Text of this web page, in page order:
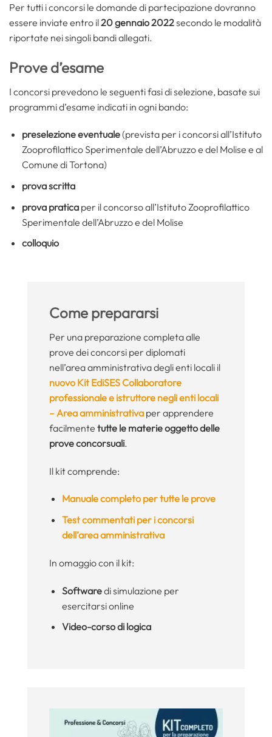
Per tutti i concorsi le domande di partecipazione dovranno
essere inviate entro il20 gennaio 2022secondo le modalità
riportate nei singoli bandi allegati.
Prove d’esame
I concorsi prevedono le seguenti fasi di selezione, basate sui
programmi d’esame indicati in ogni bando:
preselezione eventuale(prevista per i concorsi all’Istituto
Zooprofilattico Sperimentale dell’Abruzzo e del Molise e al
Comune di Tortona)
prova scritta
prova praticaper il concorso all’Istituto Zooprofilattico
Sperimentale dell’Abruzzo e del Molise
colloquio
Come prepararsi
Per una preparazione completa alle
prove dei concorsi per diplomati
nell’area amministrativa degli enti locali il
nuovo Kit EdiSES Collaboratore
professionale e istruttore negli enti locali
– Area amministrativaper apprendere
facilmente tutte le materie oggetto delle
prove concorsuali.
Il kit comprende:
Manuale completo per tutte le prove
Test commentati per i concorsi
dell’area amministrativa
In omaggio con il kit:
Softwaredi simulazione per
esercitarsi online
Video-corso di logica